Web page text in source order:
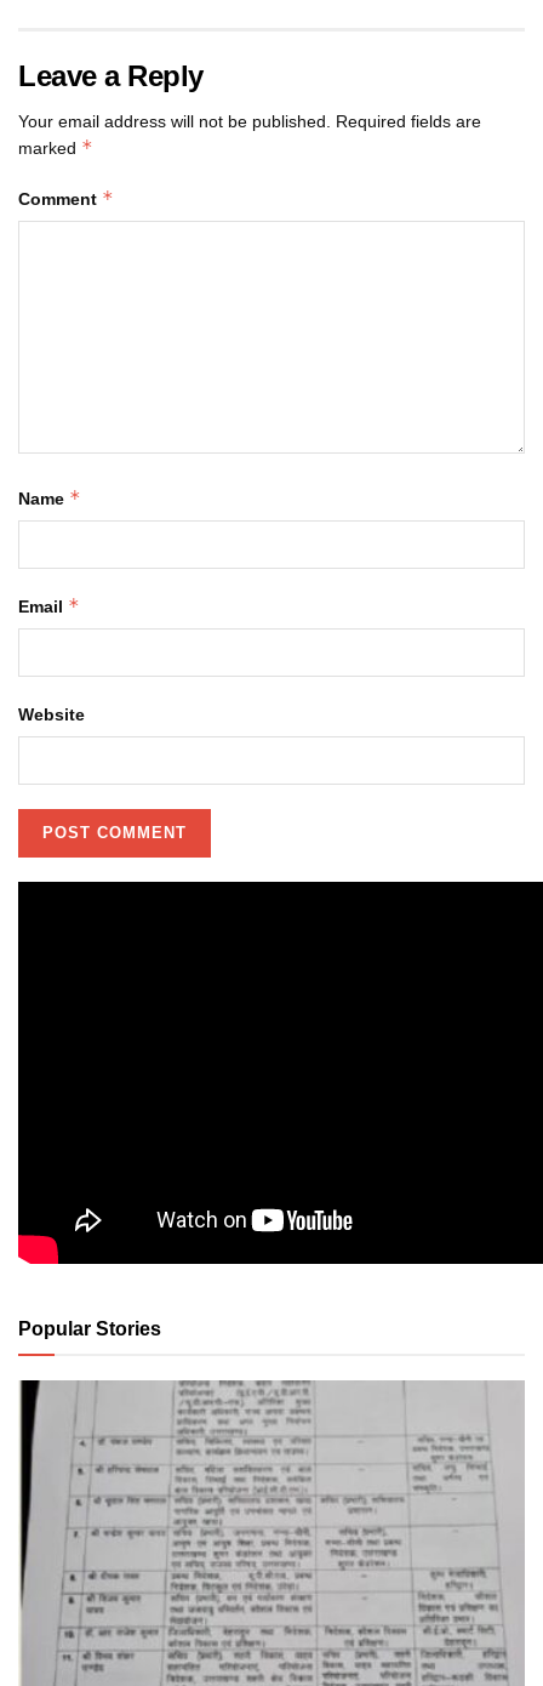
Leave a Reply
Your email address will not be published. Required fields are
marked *
Comment *
Name *
Email *
Website
Popular Stories